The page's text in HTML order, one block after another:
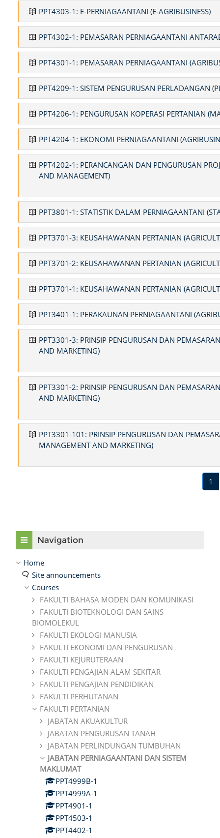
PPT4303-1: E-PERNIAGAANTANI (E-AGRIBUSINESS)
PPT4302-1: PEMASARAN PERNIAGAANTANI
PPT4301-1: PEMASARAN PERNIAGAANTANI
PPT4209-1: SISTEM PENGURUSAN PERLADANGAN
PPT4206-1: PENGURUSAN KOPERASI PERTANIAN
PPT4204-1: EKONOMI PERNIAGAANTANI
PPT4202-1: PERANCANGAN DAN PENGURUSAN
AND MANAGEMENT)
PPT3801-1: STATISTIK DALAM PERNIAGAANTANI
PPT3701-3: KEUSAHAWANAN PERTANIAN
PPT3701-2: KEUSAHAWANAN PERTANIAN
PPT3701-1: KEUSAHAWANAN PERTANIAN
PPT3401-1: PERAKAUNAN PERNIAGAANTANI
PPT3301-3: PRINSIP PENGURUSAN DAN
AND MARKETING)
PPT3301-2: PRINSIP PENGURUSAN DAN
AND MARKETING)
PPT3301-101: PRINSIP PENGURUSAN DAN
MANAGEMENT AND MARKETING)
1
Navigation
Home
Site announcements
Courses
FAKULTI BAHASA MODEN DAN KOMUNIKASI
FAKULTI BIOTEKNOLOGI DAN SAINS
BIOMOLEKUL
FAKULTI EKOLOGI MANUSIA
FAKULTI EKONOMI DAN PENGURUSAN
FAKULTI KEJURUTERAAN
FAKULTI PENGAJIAN ALAM SEKITAR
FAKULTI PENGAJIAN PENDIDIKAN
FAKULTI PERHUTANAN
FAKULTI PERTANIAN
JABATAN AKUAKULTUR
JABATAN PENGURUSAN TANAH
JABATAN PERLINDUNGAN TUMBUHAN
JABATAN PERNIAGAANTANI DAN SISTEM
MAKLUMAT
PPT4999B-1
PPT4999A-1
PPT4901-1
PPT4503-1
PPT4402-1